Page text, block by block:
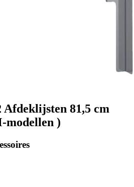
Afdeklijsten 81,5 cm
modellen )